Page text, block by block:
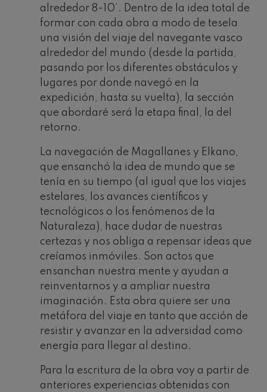
alrededor 8-10’. Dentro de la idea total de
formar con cada obra a modo de tesela
una visión del viaje del navegante vasco
alrededor del mundo (desde la partida,
pasando por los diferentes obstáculos y
lugares por donde navegó en la
expedición, hasta su vuelta), la sección
que abordaré será la etapa final, la del
retorno.
La navegación de Magallanes y Elkano,
que ensanchó la idea de mundo que se
tenía en su tiempo (al igual que los viajes
estelares, los avances científicos y
tecnológicos o los fenómenos de la
Naturaleza), hace dudar de nuestras
certezas y nos obliga a repensar ideas que
creíamos inmóviles. Son actos que
ensanchan nuestra mente y ayudan a
reinventarnos y a ampliar nuestra
imaginación. Esta obra quiere ser una
metáfora del viaje en tanto que acción de
resistir y avanzar en la adversidad como
energía para llegar al destino.
Para la escritura de la obra voy a partir de
anteriores experiencias obtenidas con